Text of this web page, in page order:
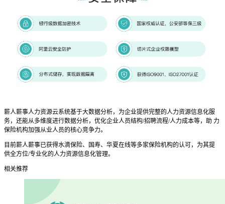
薪人薪事人力资源云系统基于大数据分析，为企业提供完整的人力资源信息化服
务，还能从多维度进行数据分析，优化企业人员结构/招聘流程/人力成本等，助 力
保险机构加强从业人员的核心竞争力。
目前薪人薪事已获得水滴保险、国寿、华夏在线等多家保险机构的认可，为其提
供全方位/专业化的人力资源信息化管理。
相关推荐